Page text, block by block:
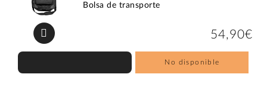
Bolsa de transporte
54,90€
No disponible